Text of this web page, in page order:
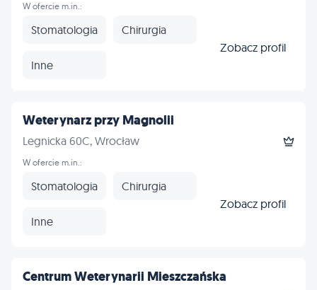
W ofercie m.in.:
Stomatologia Chirurgia
Inne
Zobacz profil
Weterynarz przy Magnolii
Legnicka 60C, Wrocław
W ofercie m.in.:
Stomatologia Chirurgia
Inne
Zobacz profil
Centrum Weterynarii Mieszczańska